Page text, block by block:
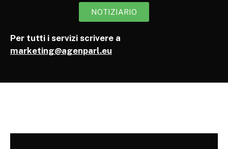
NOTIZIARIO
Per tutti i servizi scrivere a
marketing@agenparl.eu